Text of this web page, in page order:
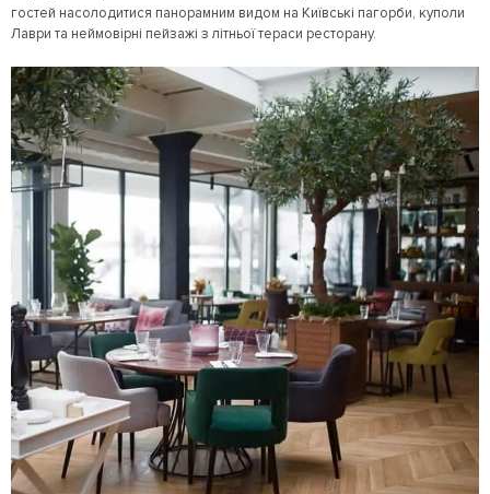
гостей насолодитися панорамним видом на Київські пагорби, куполи
Лаври та неймовірні пейзажі з літньої тераси ресторану.